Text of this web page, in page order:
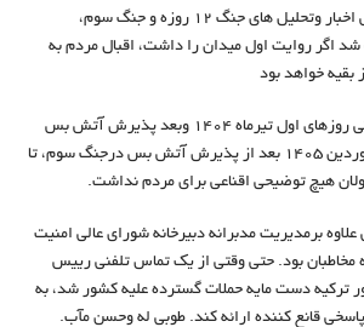
گرچه شبکه خبر درپوشش اخبار وتحلیل های جنگ 12 روزه و جنگ سوم،
اگر روایت اول میدان را داشت، اقبال مردم به
بقیه خواهد بود
اما حداقل در دومرحله یکی روزهای اول تیرماه 1404 وبعد پذیرش آتش بس
جنگ 12 روزه و در 19فروردین 1405 بعد از پذیرش آتش بس درجنگ سوم، تا
هیچ توضیحی اقناعی برای مردم نداشت.
علاوه برمدیریت مدبرانه دبیرخانه شورای عالی امنیت
مخاطبان بود. حتی وقتی از یک تماس تلفنی رییس
ترکیه دست مایه حملات گسترده علیه کشور شد، به
قانع کننده ارائه کند. طوبی له وحسن مآب.